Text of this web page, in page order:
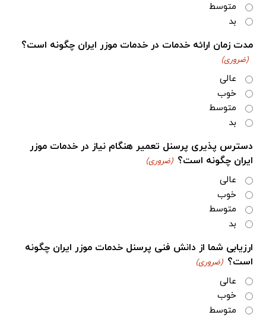
متوسط
بد
مدت زمان ارائه خدمات در خدمات موزر ایران چگونه است؟
(ضروری)
عالی
خوب
متوسط
بد
دسترس پذیری پرسنل تعمیر هنگام نیاز در خدمات موزر
ایران چگونه است؟ (ضروری)
عالی
خوب
متوسط
بد
ارزیابی شما از دانش فنی پرسنل خدمات موزر ایران چگونه
است؟ (ضروری)
عالی
خوب
متوسط